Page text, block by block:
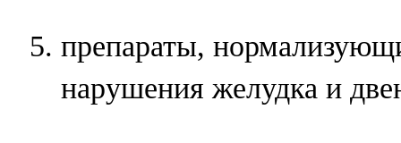
препараты,
нарушения желудка и